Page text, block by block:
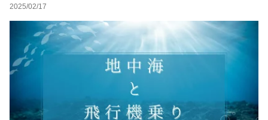
2025/02/17